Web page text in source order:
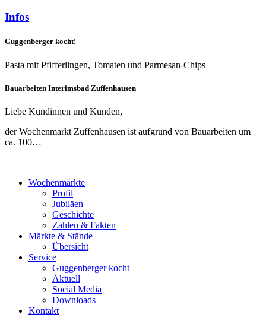
Infos
Guggenberger kocht!
Pasta mit Pfifferlingen, Tomaten und Parmesan-Chips
Bauarbeiten Interimsbad Zuffenhausen
Liebe Kundinnen und Kunden,
der Wochenmarkt Zuffenhausen ist aufgrund von Bauarbeiten um
ca. 100…
Wochenmärkte
Profil
Jubiläen
Geschichte
Zahlen & Fakten
Märkte & Stände
Übersicht
Service
Guggenberger kocht
Aktuell
Social Media
Downloads
Kontakt